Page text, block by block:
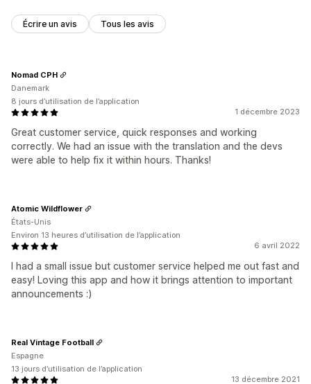
Écrire un avis Tous les avis
1 décembre 2023
Great customer service, quick responses and working
correctly. We had an issue with the translation and the devs
were able to help fix it within hours. Thanks!
Nomad CPH
Danemark
8 jours d’utilisation de l’application
6 avril 2022
I had a small issue but customer service helped me out fast and
easy! Loving this app and how it brings attention to important
announcements :)
Atomic Wildflower
États-Unis
Environ 13 heures d’utilisation de l’application
13 décembre 2021
Real Vintage Football
Espagne
13 jours d’utilisation de l’application